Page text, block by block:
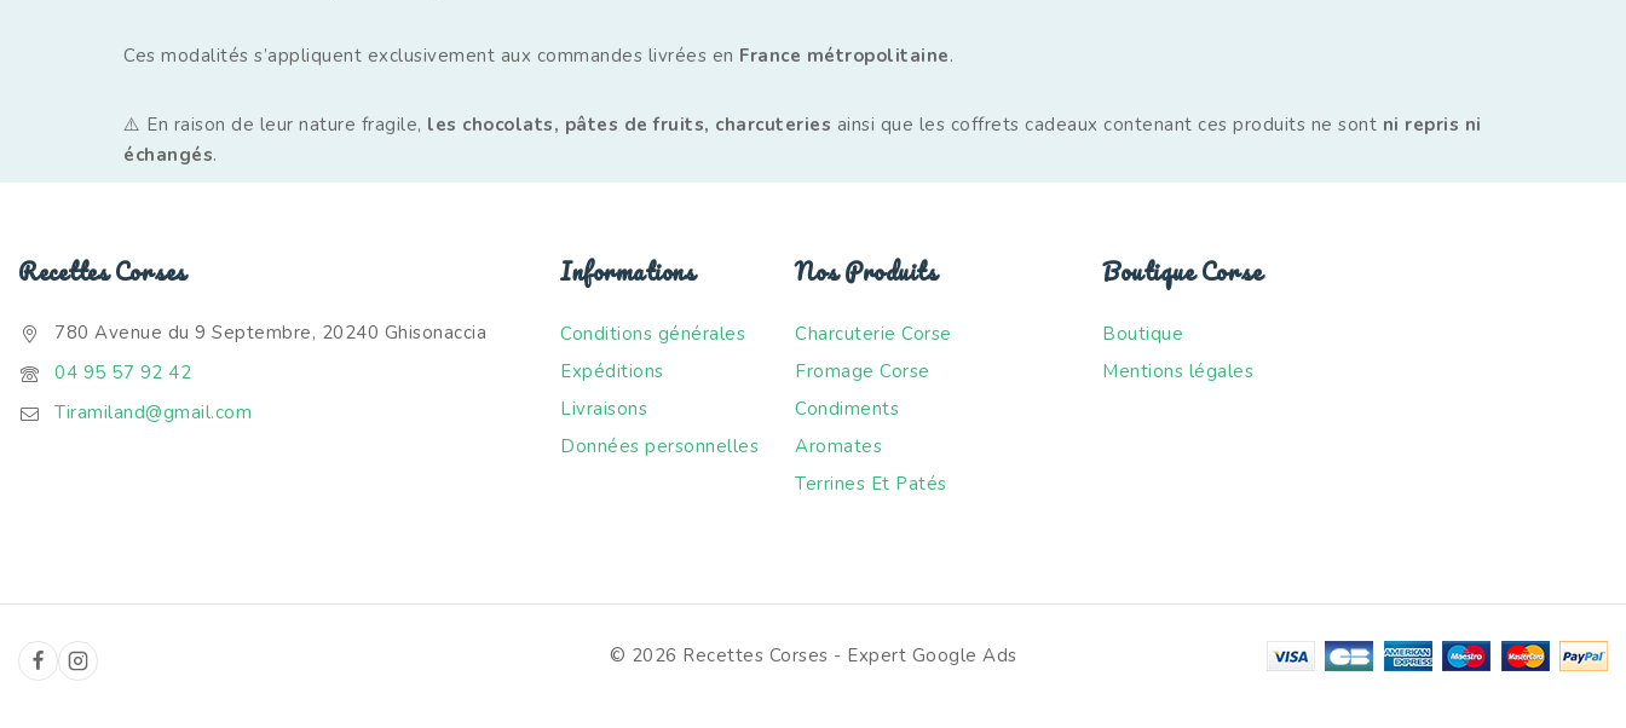
Ces modalités s’appliquent exclusivement aux commandes livrées en France métropolitaine.
⚠️ En raison de leur nature fragile, les chocolats, pâtes de fruits, charcuteries ainsi que les coffrets cadeaux contenant ces produits ne sont ni repris ni
échangés.
Recettes Corses
780 Avenue du 9 Septembre, 20240 Ghisonaccia
04 95 57 92 42
Tiramiland@gmail.com
Informations
Conditions générales
Expéditions
Livraisons
Données personnelles
Nos Produits
Charcuterie Corse
Fromage Corse
Condiments
Aromates
Terrines Et Patés
Boutique Corse
Boutique
Mentions légales
© 2026 Recettes Corses - Expert Google Ads